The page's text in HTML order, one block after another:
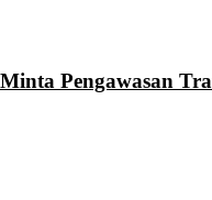
Pengawasan